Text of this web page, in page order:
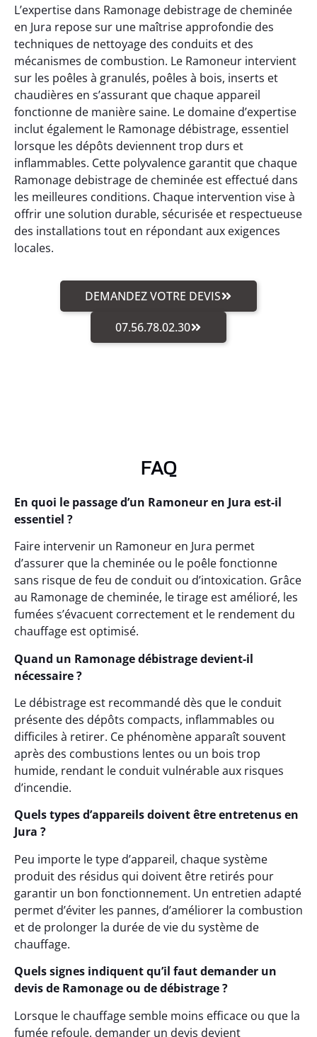
L’expertise dans Ramonage debistrage de cheminée
en Jura repose sur une maîtrise approfondie des
techniques de nettoyage des conduits et des
mécanismes de combustion. Le Ramoneur intervient
sur les poêles à granulés, poêles à bois, inserts et
chaudières en s’assurant que chaque appareil
fonctionne de manière saine. Le domaine d’expertise
inclut également le Ramonage débistrage, essentiel
lorsque les dépôts deviennent trop durs et
inflammables. Cette polyvalence garantit que chaque
Ramonage debistrage de cheminée est effectué dans
les meilleures conditions. Chaque intervention vise à
offrir une solution durable, sécurisée et respectueuse
des installations tout en répondant aux exigences
locales.
DEMANDEZ VOTRE DEVIS
07.56.78.02.30
FAQ
En quoi le passage d’un Ramoneur en Jura est-il
essentiel ?
Faire intervenir un Ramoneur en Jura permet
d’assurer que la cheminée ou le poêle fonctionne
sans risque de feu de conduit ou d’intoxication. Grâce
au Ramonage de cheminée, le tirage est amélioré, les
fumées s’évacuent correctement et le rendement du
chauffage est optimisé.
Quand un Ramonage débistrage devient-il
nécessaire ?
Le débistrage est recommandé dès que le conduit
présente des dépôts compacts, inflammables ou
difficiles à retirer. Ce phénomène apparaît souvent
après des combustions lentes ou un bois trop
humide, rendant le conduit vulnérable aux risques
d’incendie.
Quels types d’appareils doivent être entretenus en
Jura ?
Peu importe le type d’appareil, chaque système
produit des résidus qui doivent être retirés pour
garantir un bon fonctionnement. Un entretien adapté
permet d’éviter les pannes, d’améliorer la combustion
et de prolonger la durée de vie du système de
chauffage.
Quels signes indiquent qu’il faut demander un
devis de Ramonage ou de débistrage ?
Lorsque le chauffage semble moins efficace ou que la
fumée refoule, demander un devis devient